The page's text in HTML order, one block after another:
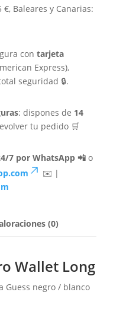
€, Baleares y Canarias:
con tarjeta
Express),
seguridad 🔒.
: dispones de 14
tu pedido 🛒
7 por WhatsApp 📲o
✉️ |
(0)
Wallet Long
Guess negro / blanco